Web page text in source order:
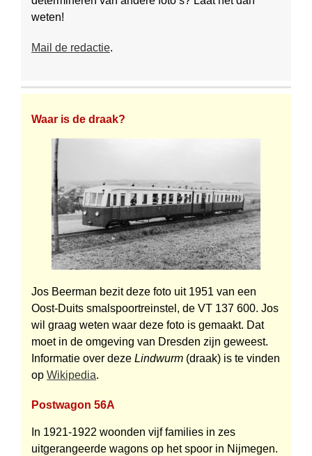
weten!
Mail de redactie.
Waar is de draak?
Jos Beerman bezit deze foto uit 1951 van een
Oost-Duits smal­spoor­trein­stel, de VT 137 600. Jos
wil graag weten waar deze foto is gemaakt. Dat
moet in de omgeving van Dresden zijn geweest.
Informatie over deze Lindwurm (draak) is te vinden
op Wikipedia.
Postwagon 56A
In 1921-1922 woonden vijf families in zes
uitgerangeerde wagons op het spoor in Nijmegen.